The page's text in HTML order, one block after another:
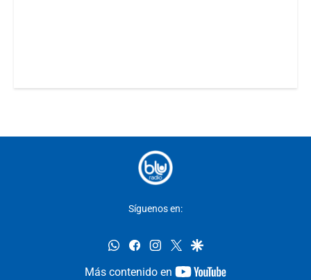
Síguenos en:
whatsappfacebookinstagram
twittergoogle
Más contenido en
youtube-